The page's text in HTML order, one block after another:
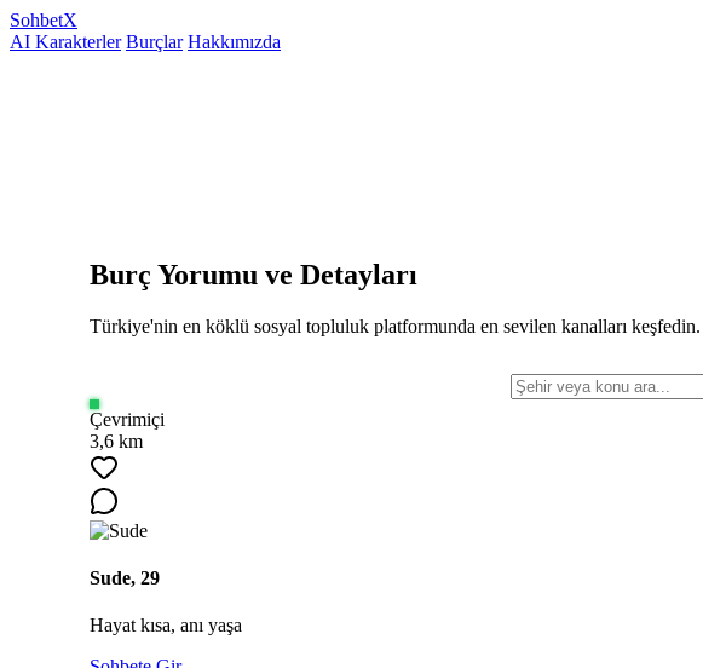
SohbetX
AI Karakterler Burçlar Hakkımızda
Burç Yorumu ve Detayları
Türkiye'nin en köklü sosyal topluluk platformunda en sevilen kanalları keşfedin.
Çevrimiçi
3,6 km
Sude, 29
Hayat kısa, anı yaşa